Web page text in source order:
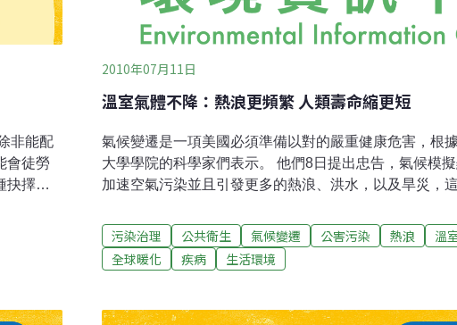
非能配
會徒勞
抉擇，
行動，
」這
2010年07月11日
溫室氣體不降：熱浪更頻繁 人類壽命縮更短
氣候變遷是一項美國必須準備以對的嚴重健康危害，根
大學學院的科學家們表示。 他們8日提出忠告，氣候模
加速空氣污染並且引發更多的熱浪、洪水，以及旱災，
管制局「環境危害及健康效應」部門主任麥吉辛(Michael
道。「熱浪是危及大眾健康的災害，不但致命，並且為
弱的族群。」麥吉警告，「氣候變遷將會提高熱浪的頻
的這種熱浪將會更頻繁，間隔將會更短，並且持續更久
污染治理 公共衛生 氣候變遷 公害污染 熱浪
溫
全球暖化
疾病 生活環境